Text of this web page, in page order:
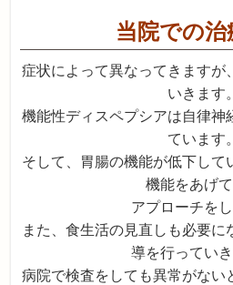
当院での治
症状によって異なってきますが
いきます。
機能性ディスペプシアは自律神
ています。
そして、胃腸の機能が低下して
機能をあげて
アプローチをし
また、食生活の見直しも必要に
導を行っていき
病院で検査をしても異常がない